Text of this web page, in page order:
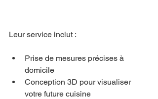
Leur service inclut :
Prise de mesures précises à
domicile
Conception 3D pour visualiser
votre future cuisine